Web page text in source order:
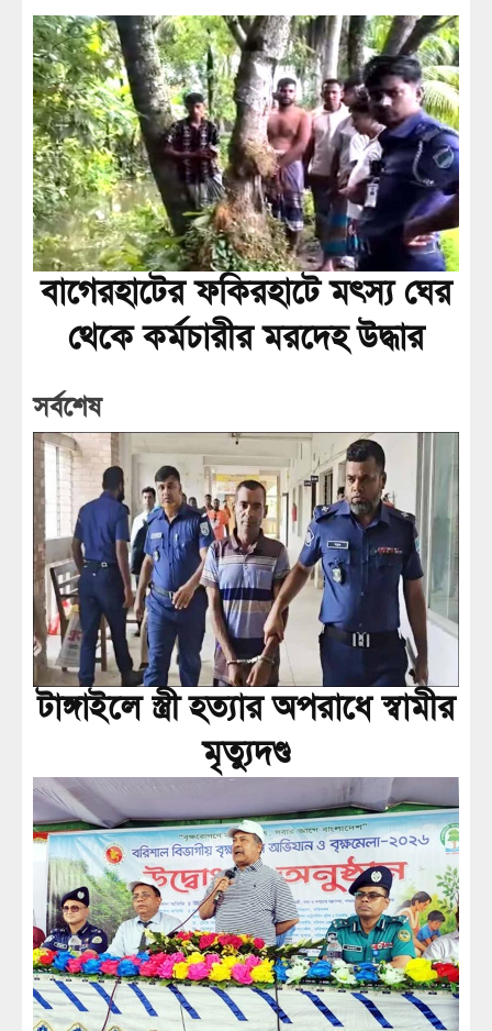
বাগেরহাটের ফকিরহাটে মৎস্য ঘের
থেকে কর্মচারীর মরদেহ উদ্ধার
সর্বশেষ
টাঙ্গাইলে স্ত্রী হত্যার অপরাধে স্বামীর
মৃত্যুদণ্ড